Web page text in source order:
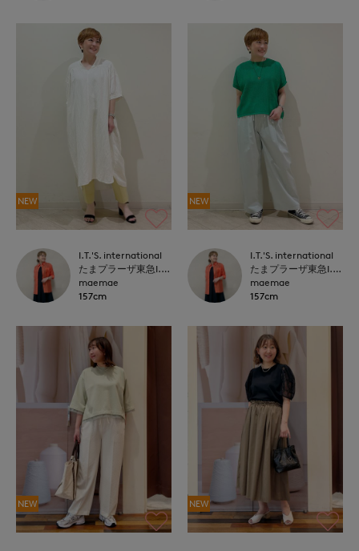
NEW
I.T.'S. international
たまプラーザ東急I.T.'S.international
maemae
157cm
NEW
I.T.'S. international
たまプラーザ東急I.T.'S.international
maemae
157cm
NEW NEW